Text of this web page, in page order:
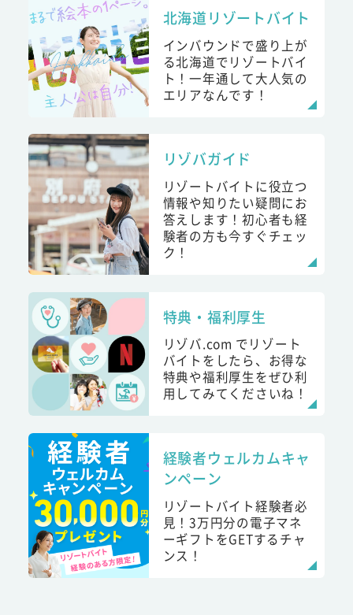
北海道リゾートバイト
インバウンドで盛り上が
る北海道でリゾートバイ
ト！一年通して大人気の
エリアなんです！
リゾバガイド
リゾートバイトに役立つ
情報や知りたい疑問にお
答えします！初心者も経
験者の方も今すぐチェッ
ク！
特典・福利厚生
リゾバ.com でリゾート
バイトをしたら、お得な
特典や福利厚生をぜひ利
用してみてくださいね！
経験者ウェルカムキャ
ンペーン
リゾートバイト経験者必
見！3万円分の電子マネ
ーギフトをGETするチャ
ンス！